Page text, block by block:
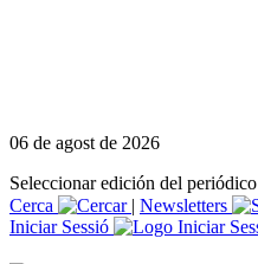
06 de agost de 2026
Seleccionar edición del periódico
Cerca
| Newsletters
Iniciar Sessió